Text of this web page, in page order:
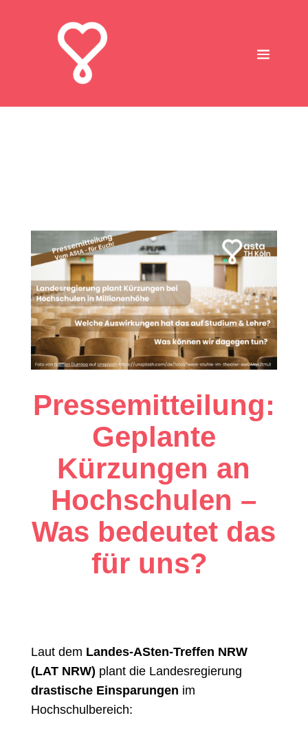
Pressemitteilung:
Geplante
Kürzungen an
Hochschulen –
Was bedeutet das
für uns?
Laut dem Landes-ASten-Treffen NRW
(LAT NRW) plant die Landesregierung
drastische Einsparungen im
Hochschulbereich: